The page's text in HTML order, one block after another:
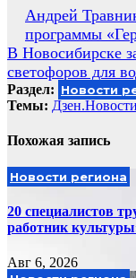
Навигация
по
записям
Андрей
программы
В Новосибирске
светофоров для
Раздел: Новости
Темы: Дзен.Новости
Похожая запись
Новости региона
20 специалистов
работник
Авг 6, 2026